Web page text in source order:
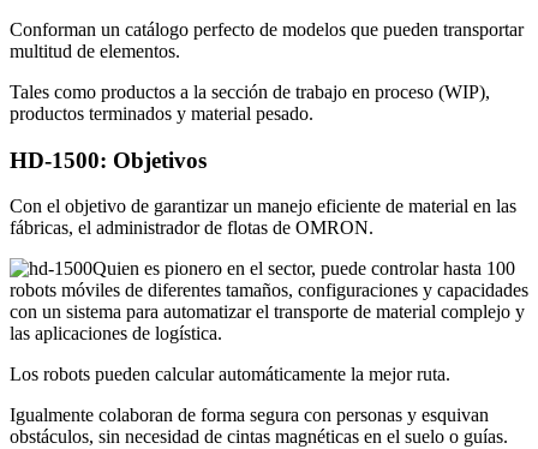
Conforman un catálogo perfecto de modelos que pueden transportar
multitud de elementos.
Tales como productos a la sección de trabajo en proceso (WIP),
productos terminados y material pesado.
HD-1500: Objetivos
Con el objetivo de garantizar un manejo eficiente de material en las
fábricas, el administrador de flotas de OMRON.
Quien es pionero en el sector, puede controlar hasta 100
robots móviles de diferentes tamaños, configuraciones y capacidades
con un sistema para automatizar el transporte de material complejo y
las aplicaciones de logística.
Los robots pueden calcular automáticamente la mejor ruta.
Igualmente colaboran de forma segura con personas y esquivan
obstáculos, sin necesidad de cintas magnéticas en el suelo o guías.